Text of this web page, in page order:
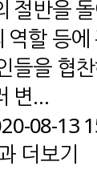
절반을
역할 등
들을 협
변…
08-13
더보기